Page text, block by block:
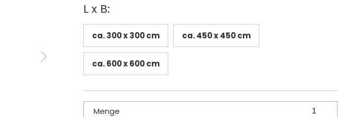
L x B:
ca. 300 x 300 cm ca. 450 x 450 cm
ca. 600 x 600 cm
Menge